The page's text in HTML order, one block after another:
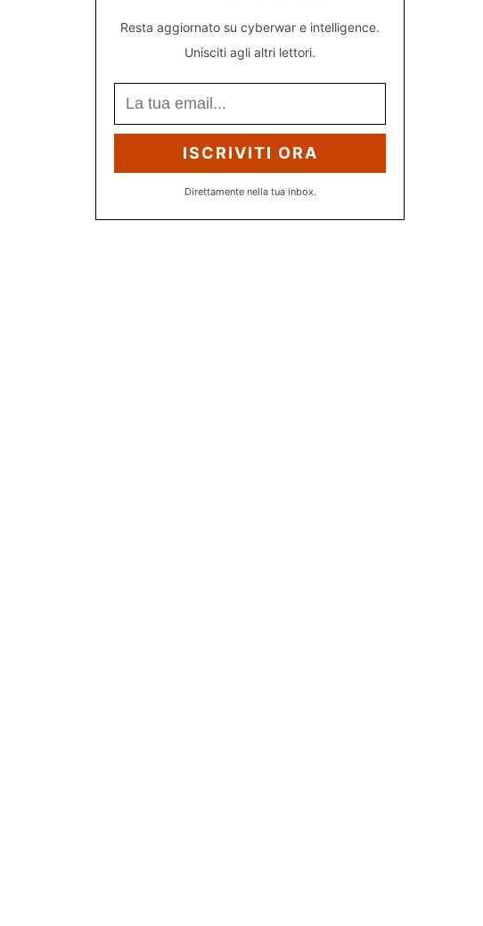
Resta aggiornato su cyberwar e intelligence.
Unisciti agli altri lettori.
ISCRIVITI ORA
Direttamente nella tua inbox.